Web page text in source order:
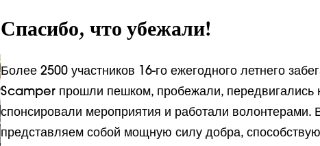
Спасибо, что убежали!
Более 2500 участников 16-го ежегодного летнего
Scamper прошли пешком, пробежали, передвигались
спонсировали мероприятия и работали волонтерами.
представляем собой мощную силу добра,